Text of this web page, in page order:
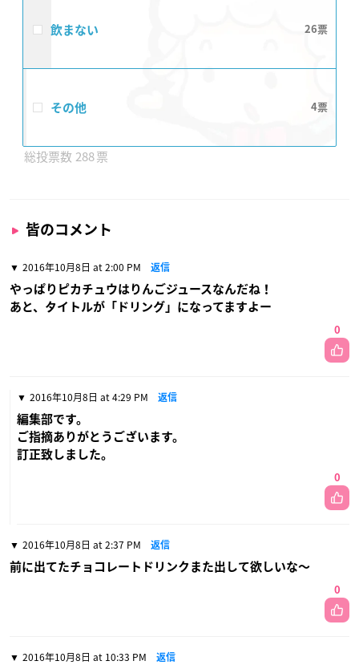
飲まない 26
その他 4
288
皆のコメント
2016年10月8日 at 2:00 PM 返信
やっぱりピカチュウはりんごジュースなんだね！
あと、タイトルが「ドリング」になってますよー
0
2016年10月8日 at 4:29 PM 返信
編集部です。
ご指摘ありがとうございます。
訂正致しました。
0
2016年10月8日 at 2:37 PM 返信
前に出てたチョコレートドリンクまた出して欲しいな〜
0
2016年10月8日 at 10:33 PM 返信